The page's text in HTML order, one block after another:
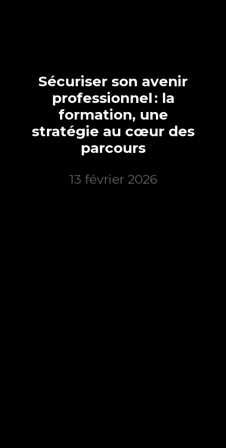
Sécuriser son avenir
professionnel : la
formation, une
stratégie au cœur des
parcours
13 février 2026